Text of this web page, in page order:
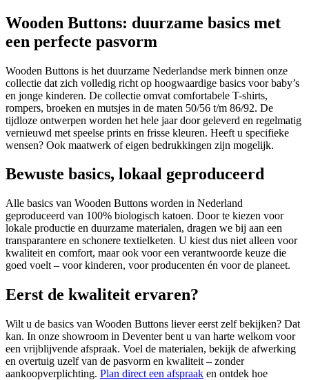
Wooden Buttons: duurzame basics met
een perfecte pasvorm
Wooden Buttons is het duurzame Nederlandse merk binnen onze
collectie dat zich volledig richt op hoogwaardige basics voor baby’s
en jonge kinderen. De collectie omvat comfortabele T-shirts,
rompers, broeken en mutsjes in de maten 50/56 t/m 86/92. De
tijdloze ontwerpen worden het hele jaar door geleverd en regelmatig
vernieuwd met speelse prints en frisse kleuren. Heeft u specifieke
wensen? Ook maatwerk of eigen bedrukkingen zijn mogelijk.
Bewuste basics, lokaal geproduceerd
Alle basics van Wooden Buttons worden in Nederland
geproduceerd van 100% biologisch katoen. Door te kiezen voor
lokale productie en duurzame materialen, dragen we bij aan een
transparantere en schonere textielketen. U kiest dus niet alleen voor
kwaliteit en comfort, maar ook voor een verantwoorde keuze die
goed voelt – voor kinderen, voor producenten én voor de planeet.
Eerst de kwaliteit ervaren?
Wilt u de basics van Wooden Buttons liever eerst zelf bekijken? Dat
kan. In onze showroom in Deventer bent u van harte welkom voor
een vrijblijvende afspraak. Voel de materialen, bekijk de afwerking
en overtuig uzelf van de pasvorm en kwaliteit – zonder
aankoopverplichting. Plan direct een afspraak en ontdek hoe